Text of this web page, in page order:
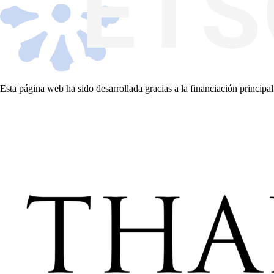
Esta página web ha sido desarrollada gracias a la financiación